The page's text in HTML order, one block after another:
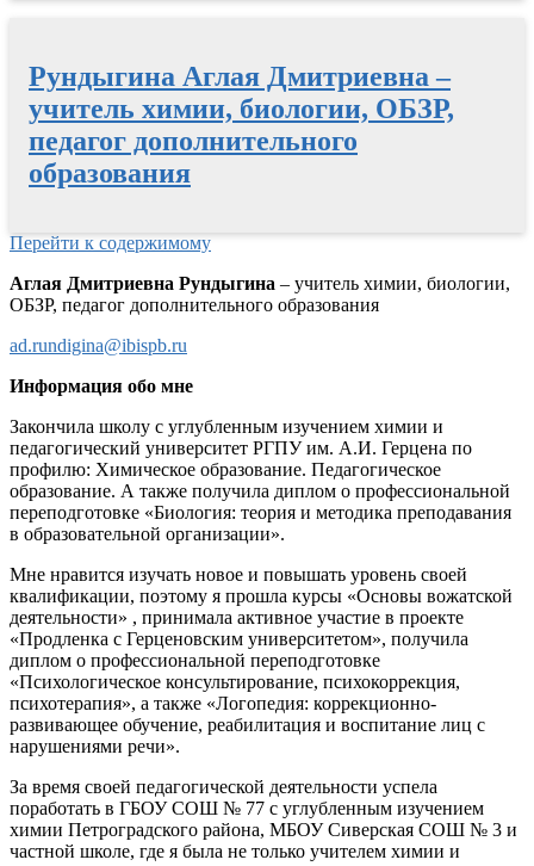
Рундыгина Аглая Дмитриевна –
учитель химии, биологии, ОБЗР,
педагог дополнительного
образования
Перейти к содержимому
Аглая Дмитриевна Рундыгина – учитель химии, биологии,
ОБЗР, педагог дополнительного образования
ad.rundigina@ibispb.ru
Информация обо мне
Закончила школу с углубленным изучением химии и
педагогический университет РГПУ им. А.И. Герцена по
профилю: Химическое образование. Педагогическое
образование. А также получила диплом о профессиональной
переподготовке «Биология: теория и методика преподавания
в образовательной организации».
Мне нравится изучать новое и повышать уровень своей
квалификации, поэтому я прошла курсы «Основы вожатской
деятельности» , принимала активное участие в проекте
«Продленка с Герценовским университетом», получила
диплом о профессиональной переподготовке
«Психологическое консультирование, психокоррекция,
психотерапия», а также «Логопедия: коррекционно-
развивающее обучение, реабилитация и воспитание лиц с
нарушениями речи».
За время своей педагогической деятельности успела
поработать в ГБОУ СОШ № 77 с углубленным изучением
химии Петроградского района, МБОУ Сиверская СОШ № 3 и
частной школе, где я была не только учителем химии и